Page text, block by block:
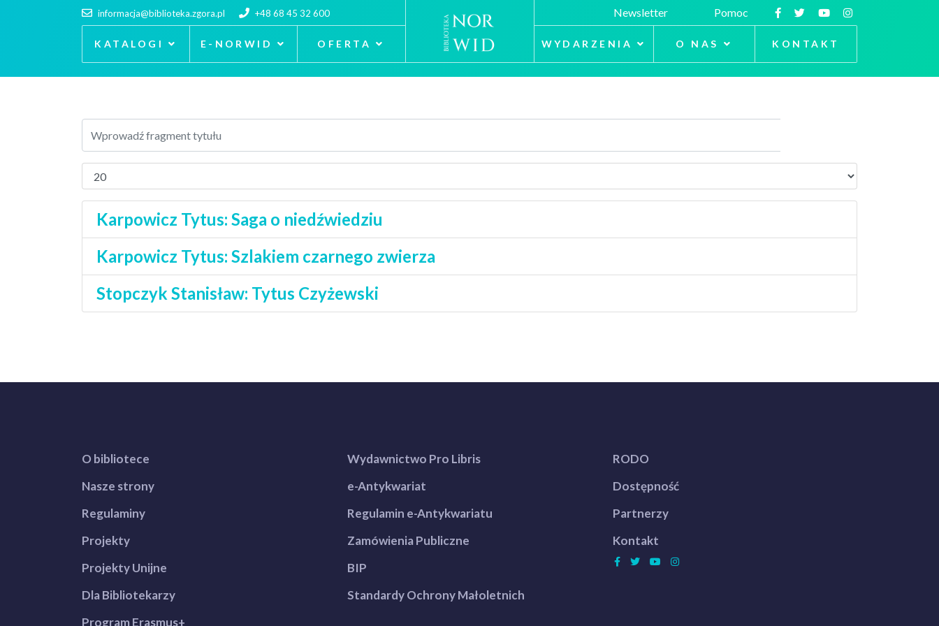
informacja@biblioteka.zgora.pl +48 68 45 32 600
KATALOGI E-NORWID OFERTA
Newsletter Pomoc
WYDARZENIA O NAS KONTAKT
Karpowicz Tytus: Saga o niedźwiedziu
Karpowicz Tytus: Szlakiem czarnego zwierza
Stopczyk Stanisław: Tytus Czyżewski
O bibliotece
Nasze strony
Regulaminy
Projekty
Projekty Unijne
Dla Bibliotekarzy
Program Erasmus+
Wydawnictwo Pro Libris
e-Antykwariat
Regulamin e-Antykwariatu
Zamówienia Publiczne
BIP
Standardy Ochrony Małoletnich
RODO
Dostępność
Partnerzy
Kontakt